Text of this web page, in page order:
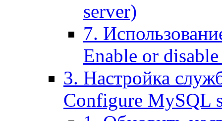
server)
7.
Enable or
3. Настройка
Configure MySQL